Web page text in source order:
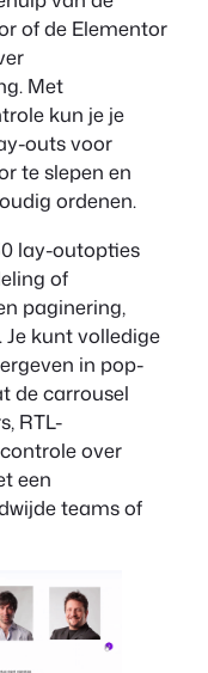
of de Elementor
Met
kun je je
outs voor
te slepen en
ordenen.
lay-outopties
of
paginering,
Je kunt volledige
in pop-
de carrousel
RTL-
over
een
teams of